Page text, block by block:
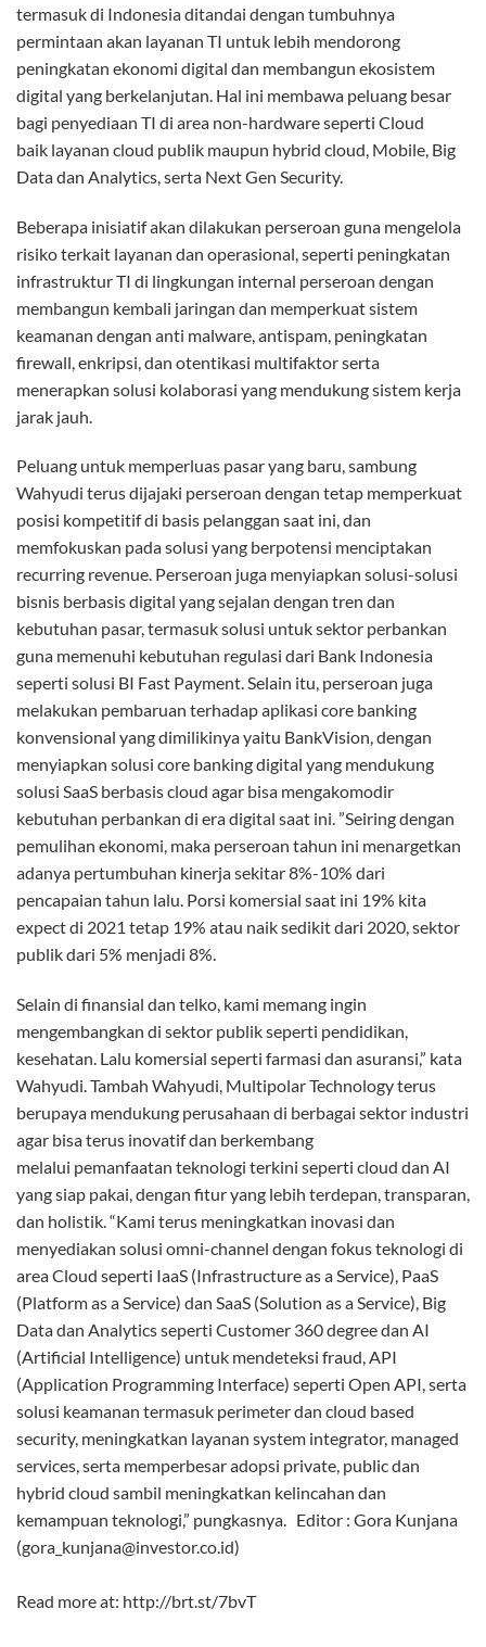
termasuk di Indonesia ditandai dengan tumbuhnya
permintaan akan layanan TI untuk lebih mendorong
peningkatan ekonomi digital dan membangun ekosistem
digital yang berkelanjutan. Hal ini membawa peluang besar
bagi penyediaan TI di area non-hardware seperti Cloud
baik layanan cloud publik maupun hybrid cloud, Mobile, Big
Data dan Analytics, serta Next Gen Security.
Beberapa inisiatif akan dilakukan perseroan guna mengelola
risiko terkait layanan dan operasional, seperti peningkatan
infrastruktur TI di lingkungan internal perseroan dengan
membangun kembali jaringan dan memperkuat sistem
keamanan dengan anti malware, antispam, peningkatan
firewall, enkripsi, dan otentikasi multifaktor serta
menerapkan solusi kolaborasi yang mendukung sistem kerja
jarak jauh.
Peluang untuk memperluas pasar yang baru, sambung
Wahyudi terus dijajaki perseroan dengan tetap memperkuat
posisi kompetitif di basis pelanggan saat ini, dan
memfokuskan pada solusi yang berpotensi menciptakan
recurring revenue. Perseroan juga menyiapkan solusi-solusi
bisnis berbasis digital yang sejalan dengan tren dan
kebutuhan pasar, termasuk solusi untuk sektor perbankan
guna memenuhi kebutuhan regulasi dari Bank Indonesia
seperti solusi BI Fast Payment. Selain itu, perseroan juga
melakukan pembaruan terhadap aplikasi core banking
konvensional yang dimilikinya yaitu BankVision, dengan
menyiapkan solusi core banking digital yang mendukung
solusi SaaS berbasis cloud agar bisa mengakomodir
kebutuhan perbankan di era digital saat ini. ”Seiring dengan
pemulihan ekonomi, maka perseroan tahun ini menargetkan
adanya pertumbuhan kinerja sekitar 8%-10% dari
pencapaian tahun lalu. Porsi komersial saat ini 19% kita
expect di 2021 tetap 19% atau naik sedikit dari 2020, sektor
publik dari 5% menjadi 8%.
Selain di finansial dan telko, kami memang ingin
mengembangkan di sektor publik seperti pendidikan,
kesehatan. Lalu komersial seperti farmasi dan asuransi,” kata
Wahyudi. Tambah Wahyudi, Multipolar Technology terus
berupaya mendukung perusahaan di berbagai sektor industri
agar bisa terus inovatif dan berkembang
melalui pemanfaatan teknologi terkini seperti cloud dan AI
yang siap pakai, dengan fitur yang lebih terdepan, transparan,
dan holistik. “Kami terus meningkatkan inovasi dan
menyediakan solusi omni-channel dengan fokus teknologi di
area Cloud seperti IaaS (Infrastructure as a Service), PaaS
(Platform as a Service) dan SaaS (Solution as a Service), Big
Data dan Analytics seperti Customer 360 degree dan AI
(Artificial Intelligence) untuk mendeteksi fraud, API
(Application Programming Interface) seperti Open API, serta
solusi keamanan termasuk perimeter dan cloud based
security, meningkatkan layanan system integrator, managed
services, serta memperbesar adopsi private, public dan
hybrid cloud sambil meningkatkan kelincahan dan
kemampuan teknologi,” pungkasnya. Editor : Gora Kunjana
(gora_kunjana@investor.co.id)
Read more at: http://brt.st/7bvT